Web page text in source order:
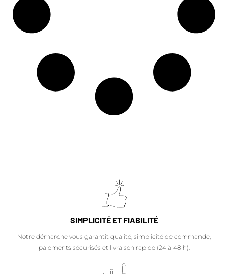
SIMPLICITÉ ET FIABILITÉ
Notre démarche vous garantit qualité, simplicité de commande,
paiements sécurisés et livraison rapide (24 à 48 h).